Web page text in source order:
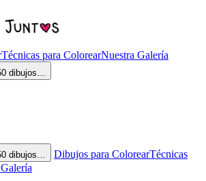
Técnicas para ColorearNuestra Galería
dibujos…
dibujos… Dibujos para ColorearTécnicas